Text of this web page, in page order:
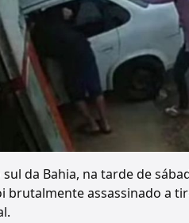
da Bahia, na tarde de
brutalmente assassinado a